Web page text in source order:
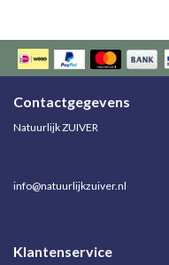
Contactgegevens
Natuurlijk ZUIVER
info@natuurlijkzuiver.nl
Klantenservice